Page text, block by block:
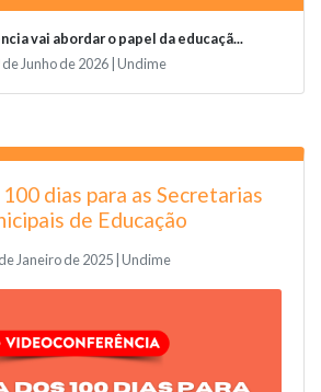
vai abordar o papel da educaçã...
de Junho de 2026 | Undime
dias para as Secretarias
de Educação
Janeiro de 2025 | Undime